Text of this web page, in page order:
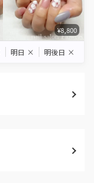
¥8,800
明日 × 明後日 ×